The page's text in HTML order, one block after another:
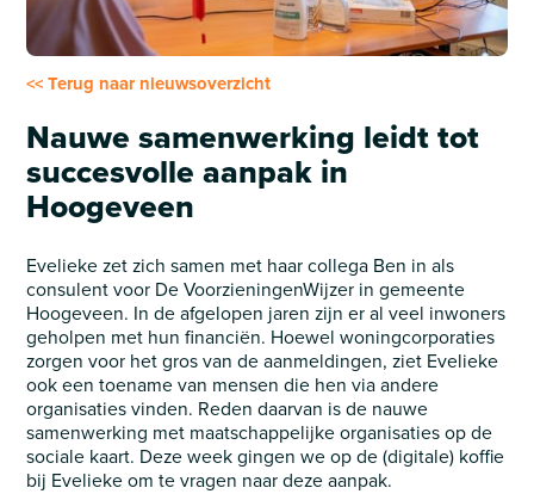
<< Terug naar nieuwsoverzicht
Nauwe samenwerking leidt tot
succesvolle aanpak in
Hoogeveen
Evelieke zet zich samen met haar collega Ben in als
consulent voor De VoorzieningenWijzer in gemeente
Hoogeveen. In de afgelopen jaren zijn er al veel inwoners
geholpen met hun financiën. Hoewel woningcorporaties
zorgen voor het gros van de aanmeldingen, ziet Evelieke
ook een toename van mensen die hen via andere
organisaties vinden. Reden daarvan is de nauwe
samenwerking met maatschappelijke organisaties op de
sociale kaart. Deze week gingen we op de (digitale) koffie
bij Evelieke om te vragen naar deze aanpak.